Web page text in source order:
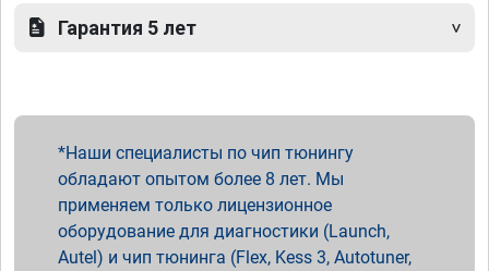
Гарантия 5 лет
Наши специалисты по чип тюнингу
обладают опытом более 8 лет. Мы
применяем только лицензионное
оборудование для диагностики (Launch,
Autel) и чип тюнинга (Flex, Kess 3, Autotuner,